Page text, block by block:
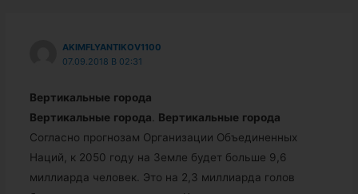
AKIMFLYANTIKOV1100
07.09.2018 В 02:31
Вертикальные города
Вертикальные города Вертикальные города
Согласно прогнозам Организации Объединенных
Наций, к 2050 году на Земле будет больше 9,6
миллиарда человек. Это на 2,3 миллиарда голов